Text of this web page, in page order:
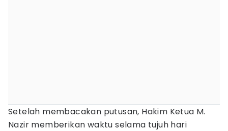
Setelah membacakan putusan, Hakim Ketua M.
Nazir memberikan waktu selama tujuh hari